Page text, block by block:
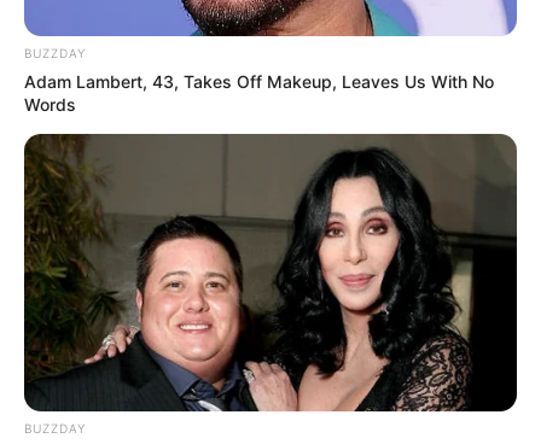
BUZZDAY
Adam Lambert, 43, Takes Off Makeup, Leaves Us With No
Words
BUZZDAY